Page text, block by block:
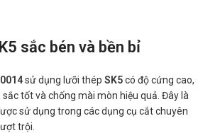
sắc bén và bền bỉ
sử dụng lưỡi thép SK5có độ cứng cao,
sắc tốt và chống mài mòn hiệu quả. Đây là
sử dụng trong các dụng cụ cắt chuyên
trội.